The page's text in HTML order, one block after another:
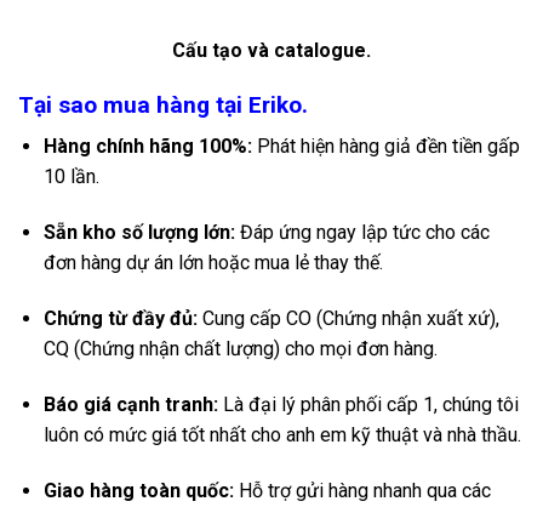
Cấu tạo và catalogue.
Tại sao mua hàng tại Eriko.
Hàng chính hãng 100%:Phát hiện hàng giả đền tiền gấp
10 lần.
Sẵn kho số lượng lớn:Đáp ứng ngay lập tức cho các
đơn hàng dự án lớn hoặc mua lẻ thay thế.
Chứng từ đầy đủ:Cung cấp CO (Chứng nhận xuất xứ),
CQ (Chứng nhận chất lượng) cho mọi đơn hàng.
Báo giá cạnh tranh:Là đại lý phân phối cấp 1, chúng tôi
luôn có mức giá tốt nhất cho anh em kỹ thuật và nhà thầu.
Giao hàng toàn quốc:Hỗ trợ gửi hàng nhanh qua các